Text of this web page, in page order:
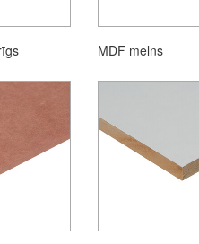
MDF melns